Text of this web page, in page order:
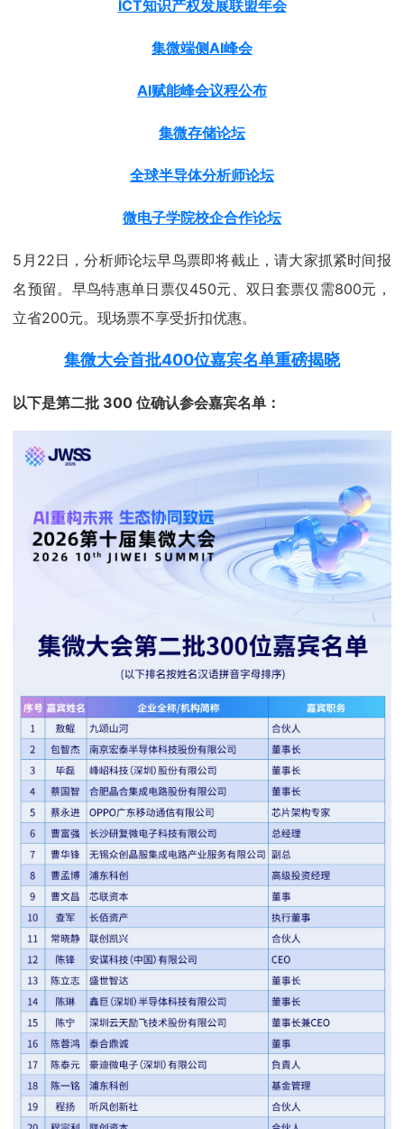
ICT知识产权发展联盟年会
集微端侧AI峰会
AI赋能峰会议程公布
集微存储论坛
全球半导体分析师论坛
微电子学院校企合作论坛
5月22日，分析师论坛早鸟票即将截止，请大家抓紧时间报
名预留。早鸟特惠单日票仅450元、双日套票仅需800元，
立省200元。现场票不享受折扣优惠。
集微大会首批400位嘉宾名单重磅揭晓
以下是第二批 300位确认参会嘉宾名单：